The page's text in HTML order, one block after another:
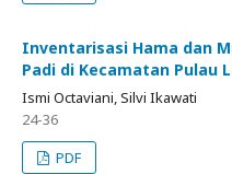
Inventarisasi Hama dan
Padi di Kecamatan Pulau
Ismi Octaviani, Silvi Ikawati
24-36
PDF